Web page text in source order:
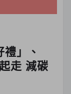
」、
走 減碳